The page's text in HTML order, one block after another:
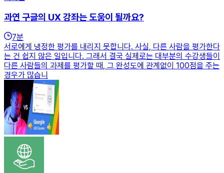
과연 구글의 UX 강좌는 도움이 될까요?
7분
서로에게 냉정한 평가를 내리지 못합니다. 사실, 다른 사람을 평가한다
는 건 쉽지 않은 일입니다. 그래서 결국 실제로는 대부분의 수강생들이
다른 사람들의 과제를 평가할 때, 그 완성도에 관계없이 100점을 주는
경우가 많습니